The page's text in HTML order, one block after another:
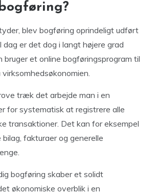
blev bogføring oprindeligt udført
dag er det dog i langt højere grad
et online bogføringsprogram til
træk det arbejde man i en
for systematisk at registrere alle
transaktioner. Det kan for eksempel
fakturaer og generelle
bogføring skaber et solidt
økonomiske overblik i en